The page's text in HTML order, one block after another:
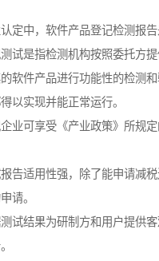
定中，软件产品登记检测报告
试是指检测机构按照委托方
软件产品进行功能性的检测
以实现并能正常运行。
业可享受《产业政策》所规
告适用性强，除了能申请减税
请。
试结果为研制方和用户提供